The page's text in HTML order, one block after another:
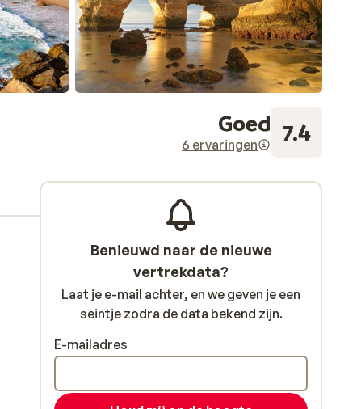
Goed
6 ervaringen 7.4
Benieuwd naar de nieuwe
vertrekdata?
Laat je e-mail achter, en we geven je een
seintje zodra de data bekend zijn.
E-mailadres